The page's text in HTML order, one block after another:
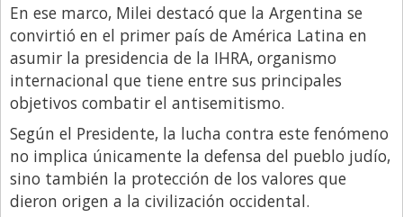
Responsabilidad Social
Salidas
Santa Fe
Show Business
Sociedad
Tecnología
Tendencias
En ese marco, Milei destacó que la Argentina se
convirtió en el primer país de América Latina en
asumir la presidencia de la IHRA, organismo
internacional que tiene entre sus principales
objetivos combatir el antisemitismo.
Según el Presidente, la lucha contra este fenómeno
no implica únicamente la defensa del pueblo judío,
sino también la protección de los valores que
dieron origen a la civilización occidental.